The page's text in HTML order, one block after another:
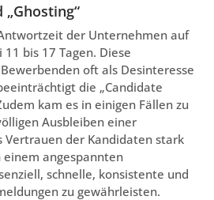
der Unternehmen auf
bis 17 Tagen. Diese
oft als Desinteresse
die „Candidate
kam es in einigen Fällen zu
Ausbleiben einer
Vertrauen der Kandidaten stark
angespannten
schnelle, konsistente und
zu gewährleisten.